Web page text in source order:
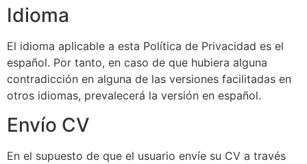
Idioma
El idioma aplicable a esta Política de Privacidad es el
español. Por tanto, en caso de que hubiera alguna
contradicción en alguna de las versiones facilitadas en
otros idiomas, prevalecerá la versión en español.
Envío CV
En el supuesto de que el usuario envíe su CV a través